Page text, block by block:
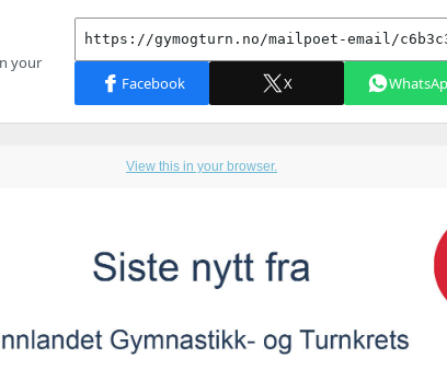
View this in your browser.